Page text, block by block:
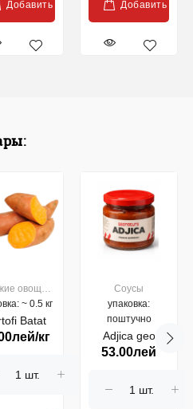
Добавить Добавить
овощи,
~ 0.5 кг
Batat
кг
Соусы
упаковка:
поштучно
Adjica geo
Natura 210g
53.00лей